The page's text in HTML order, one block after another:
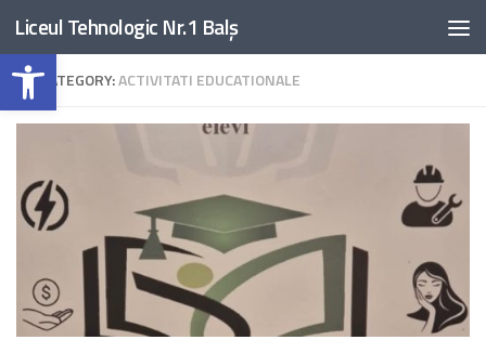
Open toolbar
Skip to content
Liceul Tehnologic Nr.1 Balș
CATEGORY:ACTIVITATI EDUCATIONALE